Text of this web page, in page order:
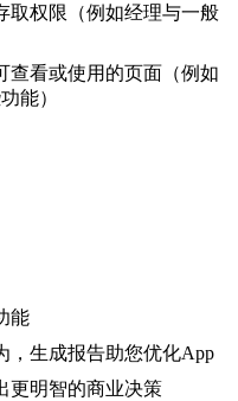
取权限（例如经理与一般
查看或使用的页面（例如
能）
能
，生成报告助您优化App
更明智的商业决策